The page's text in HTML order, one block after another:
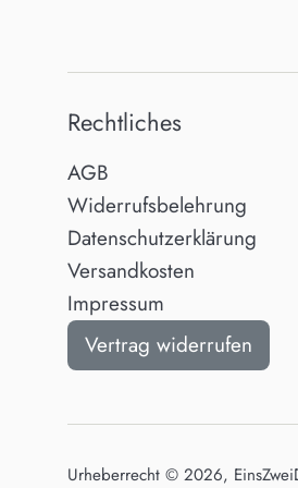
Rechtliches
AGB
Widerrufsbelehrung
Datenschutzerklärung
Versandkosten
Impressum
Vertrag widerrufen
Urheberrecht © 2026,